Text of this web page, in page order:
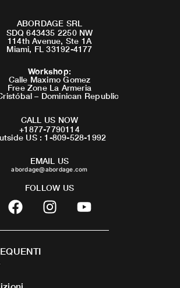
ABORDAGE SRL
SDQ 643435 2250 NW
114th Avenue, Ste 1A
Miami, FL 33192-4177
Workshop:
Calle Maximo Gomez
Free Zone La Armeria
– Dominican Republic
CALL US NOW
+1877-7790114
US : 1-809-528-1992
EMAIL US
abordage@abordage.com
FOLLOW US
F
a
c
b
I
n
s
Y
o
u